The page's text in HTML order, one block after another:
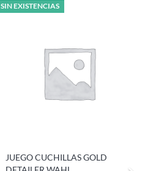
SIN EXISTENCIAS
JUEGO CUCHILLAS GOLD